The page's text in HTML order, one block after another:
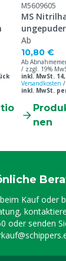
M5609605
MS
Stück
Ab
10,80 €
Ab
/ zzgl. 19%
inkl. MwSt.
Versandkosten /
inkl. MwSt.
nen
Kauf oder
oder senden